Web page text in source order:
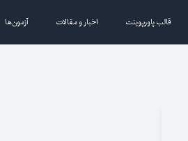
قالب پاورپوینت اخبار و مقالات آزمون‌ها